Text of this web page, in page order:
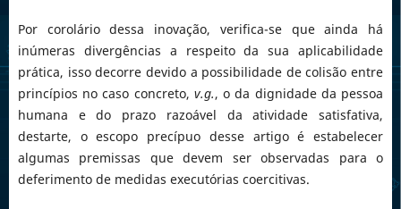
Por corolário dessa inovação, verifica-se que ainda há
inúmeras divergências a respeito da sua aplicabilidade
prática, isso decorre devido a possibilidade de colisão entre
princípios no caso concreto, v.g., o da dignidade da pessoa
humana e do prazo razoável da atividade satisfativa,
destarte, o escopo precípuo desse artigo é estabelecer
algumas premissas que devem ser observadas para o
deferimento de medidas executórias coercitivas.